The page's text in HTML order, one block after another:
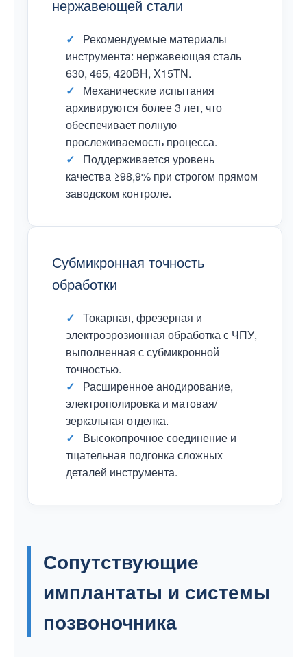
нержавеющей стали
✓
Рекомендуемые материалы
инструмента: нержавеющая сталь
630, 465, 420BH, X15TN.
✓
Механические испытания
архивируются более 3 лет, что
обеспечивает полную
прослеживаемость процесса.
✓
Поддерживается уровень
качества ≥98,9% при строгом прямом
заводском контроле.
Субмикронная точность
обработки
✓ Токарная, фрезерная и
электроэрозионная обработка с ЧПУ,
выполненная с субмикронной
точностью.
✓
Расширенное анодирование,
электрополировка и матовая/
зеркальная отделка.
✓
Высокопрочное соединение и
тщательная подгонка сложных
деталей инструмента.
Сопутствующие
имплантаты и системы
позвоночника